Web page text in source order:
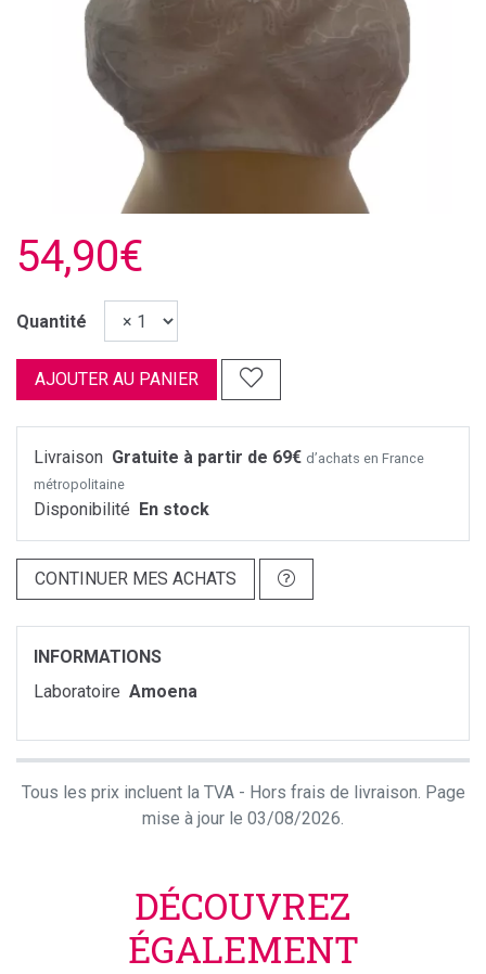
54,90€
Quantité
AJOUTER AU PANIER
Livraison Gratuite à partir de 69€ d’achats en France
métropolitaine
Disponibilité En stock
CONTINUER MES ACHATS
INFORMATIONS
Laboratoire Amoena
Tous les prix incluent la TVA - Hors frais de livraison. Page
mise à jour le 03/08/2026.
DÉCOUVREZ
ÉGALEMENT